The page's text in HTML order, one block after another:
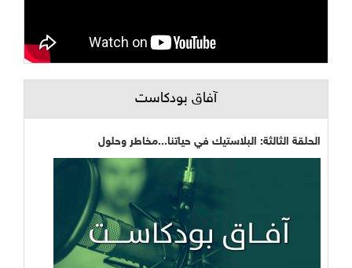
آفاق بودكاست
الحلقة الثالثة: البلاستيك في حياتنا...مخاطر وحلول